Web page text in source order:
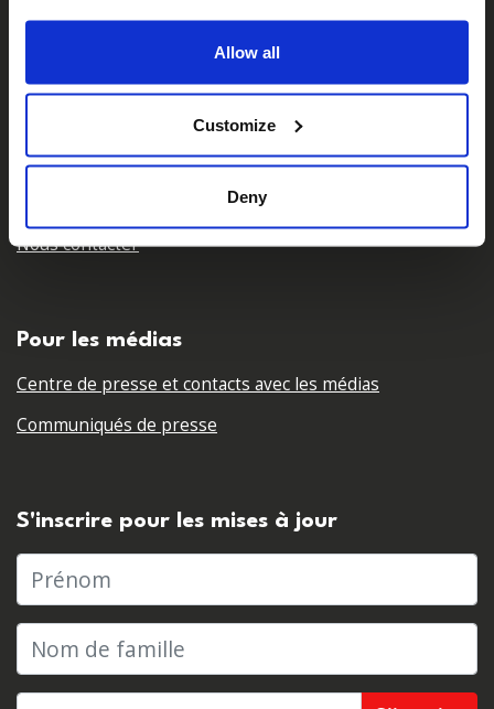
Allow all
Customize
Deny
Qui sommes-nous ?
Nos partenaires
Nous contacter
Pour les médias
Centre de presse et contacts avec les médias
Communiqués de presse
S'inscrire pour les mises à jour
Prénom
Nom de famille